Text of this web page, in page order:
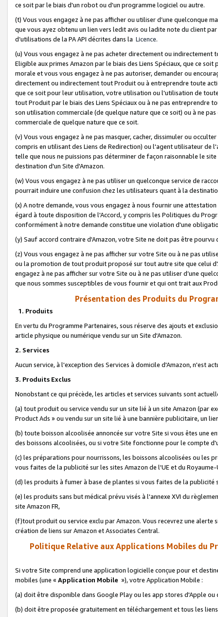
ce soit par le biais d'un robot ou d'un programme logiciel ou autre.
(t) Vous vous engagez à ne pas afficher ou utiliser d’une quelconque
que vous ayez obtenu un lien vers ledit avis ou ladite note du client
d’utilisations de la PA API décrites dans la Licence.
(u) Vous vous engagez à ne pas acheter directement ou
Eligible aux primes Amazon par le biais des Liens Spéciaux, que ce
morale et vous vous engagez à ne pas autoriser, demander ou
directement ou indirectement tout Produit ou à entreprendre toute
que ce soit pour leur utilisation, votre utilisation ou l'utilisation de
tout Produit par le biais des Liens Spéciaux ou à ne pas entreprendre
son utilisation commerciale (de quelque nature que ce soit) ou à ne
commerciale de quelque nature que ce soit.
(v) Vous vous engagez à ne pas masquer, cacher, dissimuler ou
compris en utilisant des Liens de Redirection) ou l'agent utilisateur
telle que nous ne puissions pas déterminer de façon raisonnable le
destination d'un Site d'Amazon.
(w) Vous vous engagez à ne pas utiliser un quelconque service de
pourrait induire une confusion chez les utilisateurs quant à la
(x) A notre demande, vous vous engagez à nous fournir une
égard à toute disposition de l'Accord, y compris les Politiques du
conformément à notre demande constitue une violation d'une
(y) Sauf accord contraire d'Amazon, votre Site ne doit pas être
(z) Vous vous engagez à ne pas afficher sur votre Site ou à ne pas
ou la promotion de tout produit proposé sur tout autre site que celui
engagez à ne pas afficher sur votre Site ou à ne pas utiliser d’une
que nous sommes susceptibles de vous fournir et qui ont trait aux
Présentation des Produits du
1. Produits
En vertu du Programme Partenaires, sous réserve des ajouts et
article physique ou numérique vendu sur un Site d'Amazon.
2. Services
Aucun service, à l'exception des Services à domicile d'Amazon, n'est
3. Produits Exclus
Nonobstant ce qui précède, les articles et services suivants sont
(a) tout produit ou service vendu sur un site lié à un site Amazon (par
Product Ads » ou vendu sur un site lié à une bannière publicitaire, un
(b) toute boisson alcoolisée annoncée sur votre Site si vous êtes une
des boissons alcoolisées, ou si votre Site fonctionne pour le compte
(c) les préparations pour nourrissons, les boissons alcoolisées ou les
vous faites de la publicité sur les sites Amazon de l'UE et du Royaume-
(d) les produits à fumer à base de plantes si vous faites de la publicité
(e) les produits sans but médical prévu visés à l'annexe XVI du
site Amazon FR,
(f)tout produit ou service exclu par Amazon. Vous recevrez une alerte
création de liens sur Amazon et Associates Central.
Politique Relative aux Applications Mobiles du
Si votre Site comprend une application logicielle conçue pour et
mobiles (une « Application Mobile »), votre Application Mobile :
(a) doit être disponible dans Google Play ou les app stores d'Apple ou
(b) doit être proposée gratuitement en téléchargement et tous les